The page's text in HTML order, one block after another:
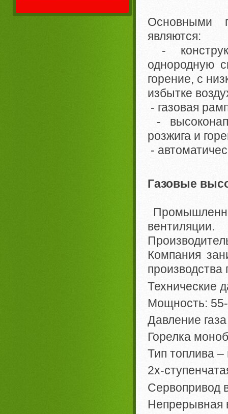
Основными
являются:
-
однородную
горение, с
избытке
- газовая
-
розжига и
-
Газовые
вентиляции.
Компания
Технические
Мощность:
Давление
Горелка
Тип топлива –
2х-
Cервопривод
Непрерывная